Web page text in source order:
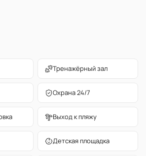
Тренажёрный зал
Охрана 24/7
Выход к пляжу
Детская площадка